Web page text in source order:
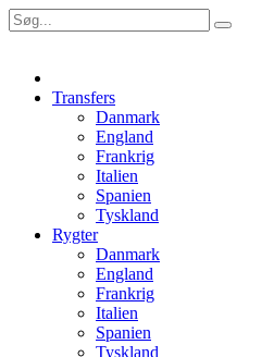
Transfers
Danmark
England
Frankrig
Italien
Spanien
Tyskland
Rygter
Danmark
England
Frankrig
Italien
Spanien
Tyskland